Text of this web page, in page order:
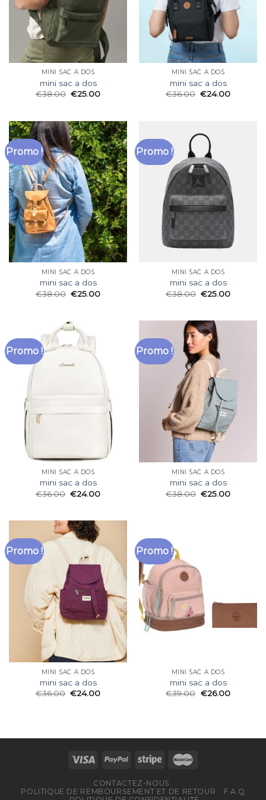
MINI SAC A DOS
mini sac a dos
€38.00 €25.00
MINI SAC A DOS
mini sac a dos
€36.00 €24.00
Promo !
MINI SAC A DOS
mini sac a dos
€38.00 €25.00
Promo !
MINI SAC A DOS
mini sac a dos
€38.00 €25.00
Promo !
MINI SAC A DOS
mini sac a dos
€36.00 €24.00
Promo !
MINI SAC A DOS
mini sac a dos
€38.00 €25.00
Promo !
MINI SAC A DOS
mini sac a dos
€36.00 €24.00
Promo !
MINI SAC A DOS
mini sac a dos
€39.00 €26.00
CONTACTEZ-NOUS
POLITIQUE DE REMBOURSEMENT ET DE RETOUR
F.A.Q